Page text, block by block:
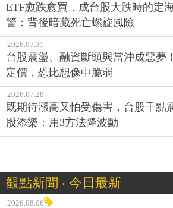
ETF愈跌愈買，成台股大跌時的定
警：背後暗藏死亡螺旋風險
2026.07.31
台股震盪、融資斷頭與當沖成惡夢
定價，恐比想像中脆弱
2026.07.28
既期待漲高又怕受傷害，台股千點
股添樂：用3方法降波動
觀點新聞 ‧ 今日最新
2026.08.06